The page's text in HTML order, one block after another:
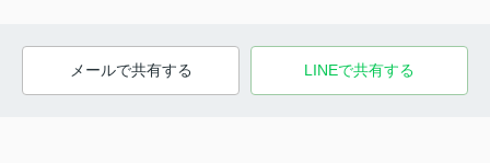
メールで共有する LINEで共有する